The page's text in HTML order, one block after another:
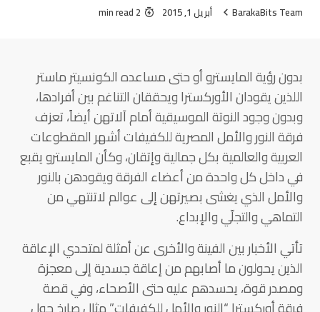
BarakaBits Team أبريل 1, 2015 2 min read
بدون رؤية المايسترو أو حتى مساعده الكونسيتر ماستر
اللذين يقودان الأوركسترا ويحققان التناغم بين أفرادها،
وبدون وجود النوتة الموسيقية أمام آلاتهن أيضاً، تعزف
فرقة النور والأمل المصرية للكفيفات أشهر المقطوعات
العربية والعالمية بكل جمالية وإتقان، وكأن المايسترو يقبع
في داخل كل واحدة من أعضاء الفرقة ويقودهن بالنور
والأمل الذي يغشى بصيرتهن إلى عوالم لاتنتهي من
التماهي والتجلّي والإبداع.
تأتي الأخبار بين الفينة والأخرى عن أمثلة لمتحدي الإعاقة
الذين يحولون ما أصابهم من إعاقة جسدية إلى معجزة
ومصدر قوة، يحسدهم عليه حتى الأصحاء، وفي قصة